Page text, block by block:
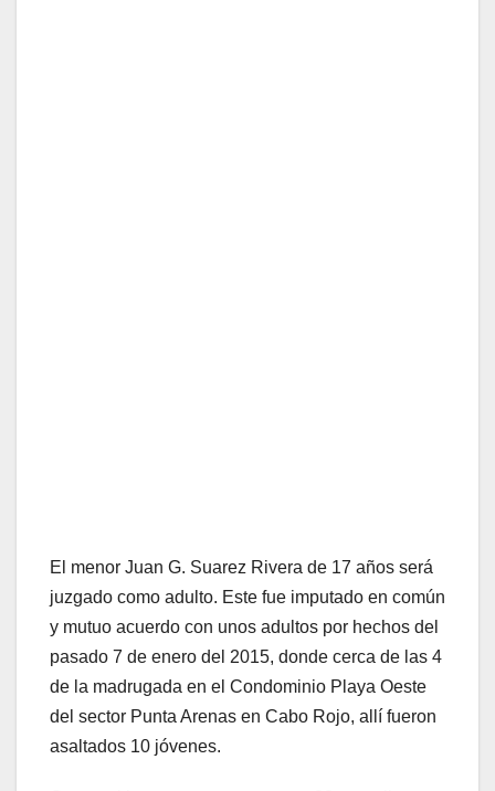
El menor Juan G. Suarez Rivera de 17 años será
juzgado como adulto. Este fue imputado en común
y mutuo acuerdo con unos adultos por hechos del
pasado 7 de enero del 2015, donde cerca de las 4
de la madrugada en el Condominio Playa Oeste
del sector Punta Arenas en Cabo Rojo, allí fueron
asaltados 10 jóvenes.